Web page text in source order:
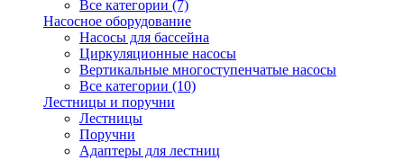
Все категории (7)
Насосное оборудование
Насосы для бассейна
Циркуляционные насосы
Вертикальные многоступенчатые насосы
Все категории (10)
Лестницы и поручни
Лестницы
Поручни
Адаптеры для лестниц